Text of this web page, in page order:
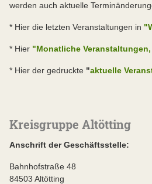
werden auch aktuelle
* Hier die letzten Veranstaltungen in
* Hier "Monatliche
* Hier der gedruckte "aktuelle
Kreisgruppe Altötting
Anschrift der Geschäftsstelle:
Bahnhofstraße 48
84503 Altötting